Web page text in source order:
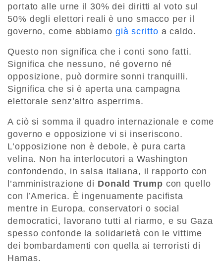
portato alle urne il 30% dei diritti al voto sul
50% degli elettori reali è uno smacco per il
governo, come abbiamo già scritto a caldo.
Questo non significa che i conti sono fatti.
Significa che nessuno, né governo né
opposizione, può dormire sonni tranquilli.
Significa che si è aperta una campagna
elettorale senz’altro asperrima.
A ciò si somma il quadro internazionale e come
governo e opposizione vi si inseriscono.
L’opposizione non è debole, è pura carta
velina. Non ha interlocutori a Washington
confondendo, in salsa italiana, il rapporto con
l’amministrazione di Donald Trump con quello
con l’America. È ingenuamente pacifista
mentre in Europa, conservatori o social
democratici, lavorano tutti al riarmo, e su Gaza
spesso confonde la solidarietà con le vittime
dei bombardamenti con quella ai terroristi di
Hamas.